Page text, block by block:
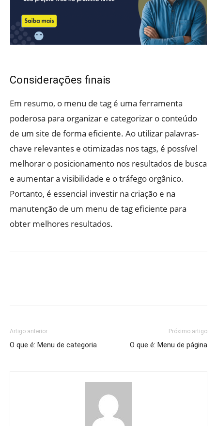
Considerações finais
Em resumo, o menu de tag é uma ferramenta
poderosa para organizar e categorizar o conteúdo
de um site de forma eficiente. Ao utilizar palavras-
chave relevantes e otimizadas nos tags, é possível
melhorar o posicionamento nos resultados de busca
e aumentar a visibilidade e o tráfego orgânico.
Portanto, é essencial investir na criação e na
manutenção de um menu de tag eficiente para
obter melhores resultados.
Artigo anterior
O que é: Menu de categoria
Próximo artigo
O que é: Menu de página